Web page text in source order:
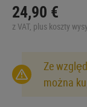
24,90 €
z VAT, plus koszty
Ze
można